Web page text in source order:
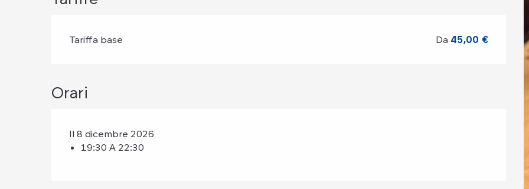
Tariffa base Da 45,00 €
Orari
Il 8 dicembre 2026
19:30 A 22:30